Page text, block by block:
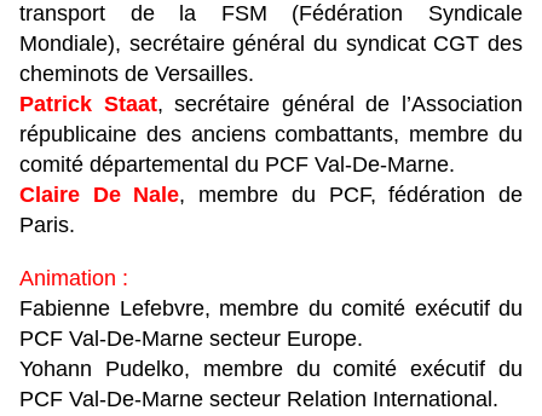
transport de la FSM (Fédération Syndicale
Mondiale), secrétaire général du syndicat CGT des
cheminots de Versailles.
Patrick Staat, secrétaire général de l’Association
républicaine des anciens combattants, membre du
comité départemental du PCF Val-De-Marne.
Claire De Nale, membre du PCF, fédération de
Paris.
Animation :
Fabienne Lefebvre, membre du comité exécutif du
PCF Val-De-Marne secteur Europe.
Yohann Pudelko, membre du comité exécutif du
PCF Val-De-Marne secteur Relation International.